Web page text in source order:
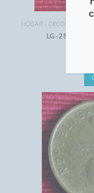
HOGAR - DECORACIÓN
LG-253